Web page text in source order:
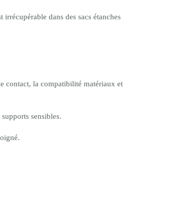
dans des sacs étanches
contact, la compatibilité matériaux et
sensibles.